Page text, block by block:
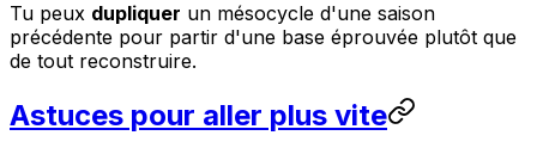
Tu peux dupliquer un mésocycle d'une saison
précédente pour partir d'une base éprouvée plutôt que
de tout reconstruire.
Astuces pour aller plus vite